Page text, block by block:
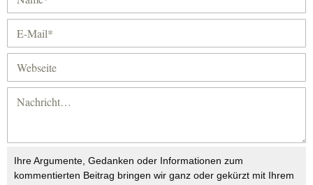
Ihre Argumente, Gedanken oder Informationen zum
kommentierten Beitrag bringen wir ganz oder gekürzt mit Ihrem